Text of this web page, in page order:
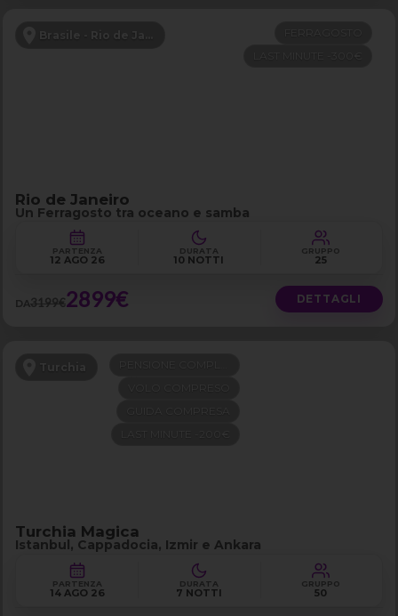
Brasile - Rio de Janeiro e Buzios
Rio de Janeiro
Un Ferragosto tra oceano e samba
PARTENZA
12 AGO 26
DURATA
10 NOTTI
GRUPPO
25
DA3199€2899€ DETTAGLI
Turchia
Turchia Magica
Istanbul, Cappadocia, Izmir e Ankara
PARTENZA
14 AGO 26
DURATA
7 NOTTI
GRUPPO
50